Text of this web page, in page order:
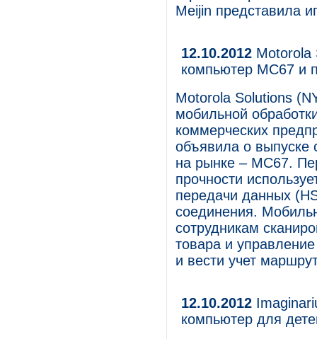
Meijin представила
12.10.2012 Motorola
компьютер MC67 и
Motorola Solutions
мобильной
коммерческих
объявила о выпуске
на рынке – MC67.
прочности
передачи данных
соединения.
сотрудникам
товара и
и вести учет
12.10.2012
компьютер для